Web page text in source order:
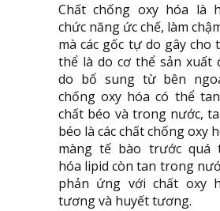
Chất chống oxy hóa là
chức năng ức chế, làm
mà các gốc tự do gây cho
thể là do cơ thể sản xuất
do bổ sung từ bên
chống oxy hóa có thể
chất béo và trong nước,
béo là các chất chống oxy
màng tế bào trước quá
hóa lipid còn tan trong
phản ứng với chất oxy
tương và huyết tương.